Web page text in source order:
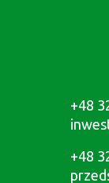
+48
+48